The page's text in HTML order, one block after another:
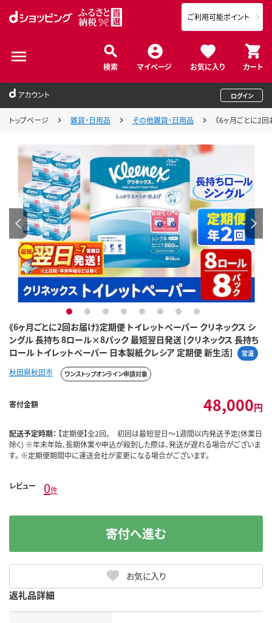
検索 マイページ お気に入り カート
ご利用可能ポイント
アカウント ログイン
トップページ 雑貨・日用品 その他雑貨・日用品 《6ヶ月ごとに2
《6ヶ月ごとに2回お届け》定期便 トイレットペーパー クリネックス シ
ングル 長持ち 8ロール×8パック 最短翌日発送 [クリネックス 長持ち
ロール トイレットペーパー 日本製紙クレシア 定期便 新生活]
常温
1 2 3 4 5 6 7 8
秋田県秋田市 ワンストップオンライン申請対象
寄付金額 48,000円
配送予定時期： 【定期便】全2回。 初回は最短翌日～1週間以内発送予定(休業日
除く) ※年末年始、長期休業や申込が殺到した際は、発送が遅れる場合がございま
す。 ※定期便期間中に運送会社が変更になる場合がございます。
レビュー 0件
お気に入り
寄付へ進む
返礼品詳細